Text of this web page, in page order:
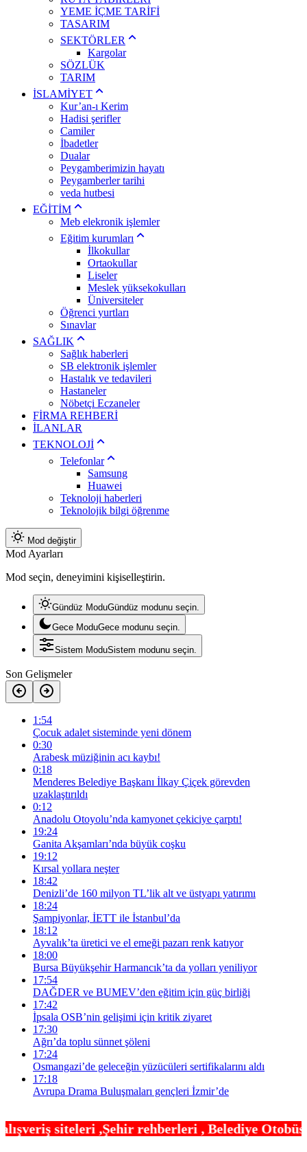
YEME İÇME TARİFİ
TASARIM
SEKTÖRLER
Kargolar
SÖZLÜK
TARIM
İSLAMİYET
Kur’an-ı Kerim
Hadisi şerifler
Camiler
İbadetler
Dualar
Peygamberimizin hayatı
Peygamberler tarihi
veda hutbesi
EĞİTİM
Meb elekronik işlemler
Eğitim kurumları
İlkokullar
Ortaokullar
Liseler
Meslek yüksekokulları
Üniversiteler
Öğrenci yurtları
Sınavlar
SAĞLIK
Sağlık haberleri
SB elektronik işlemler
Hastalık ve tedavileri
Hastaneler
Nöbetçi Eczaneler
FİRMA REHBERİ
İLANLAR
TEKNOLOJİ
Telefonlar
Samsung
Huawei
Teknoloji haberleri
Teknolojik bilgi öğrenme
Mod değiştir
Mod Ayarları
Mod seçin, deneyimini kişiselleştirin.
Gündüz ModuGündüz modunu seçin.
Gece ModuGece modunu seçin.
Sistem ModuSistem modunu seçin.
Son Gelişmeler
1:54
Çocuk adalet sisteminde yeni dönem
0:30
Arabesk müziğinin acı kaybı!
0:18
Menderes Belediye Başkanı İlkay Çiçek görevden
uzaklaştırıldı
0:12
Anadolu Otoyolu’nda kamyonet çekiciye çarptı!
19:24
Ganita Akşamları’nda büyük coşku
19:12
Kırsal yollara neşter
18:42
Denizli’de 160 milyon TL’lik alt ve üstyapı yatırımı
18:24
Şampiyonlar, İETT ile İstanbul’da
18:12
Ayvalık’ta üretici ve el emeği pazarı renk katıyor
18:00
Bursa Büyükşehir Harmancık’ta da yolları yeniliyor
17:54
DAĞDER ve BUMEV’den eğitim için güç birliği
17:42
İpsala OSB’nin gelişimi için kritik ziyaret
17:30
Ağrı’da toplu sünnet şöleni
17:24
Osmangazi’de geleceğin yüzücüleri sertifikalarını aldı
17:18
Avrupa Drama Buluşmaları gençleri İzmir’de
,Şehir rehberleri , Belediye